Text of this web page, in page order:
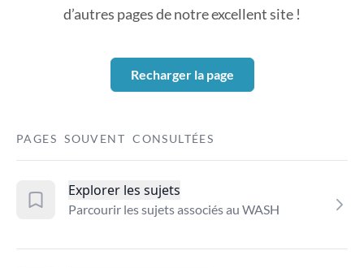
d’autres pages de notre excellent site !
Recharger la page
PAGES SOUVENT CONSULTÉES
Explorer les sujets
Parcourir les sujets associés au WASH